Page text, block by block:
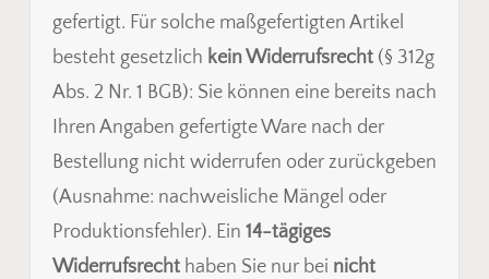
gefertigt. Für solche maßgefertigten Artikel
besteht gesetzlich kein Widerrufsrecht(§ 312g
Abs. 2 Nr. 1 BGB): Sie können eine bereits nach
Ihren Angaben gefertigte Ware nach der
Bestellung nicht widerrufen oder zurückgeben
(Ausnahme: nachweisliche Mängel oder
Produktionsfehler). Ein 14-tägiges
Widerrufsrechthaben Sie nur bei nicht